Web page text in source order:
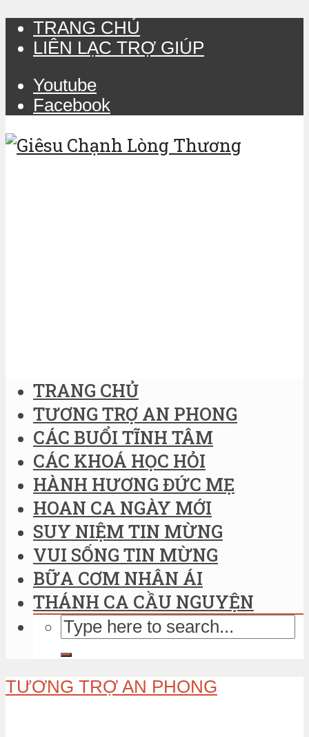
TRANG CHỦ
LIÊN LẠC TRỢ GIÚP
Youtube
Facebook
TRANG CHỦ
TƯƠNG TRỢ AN PHONG
CÁC BUỔI TĨNH TÂM
CÁC KHOÁ HỌC HỎI
HÀNH HƯƠNG ĐỨC MẸ
HOAN CA NGÀY MỚI
SUY NIỆM TIN MỪNG
VUI SỐNG TIN MỪNG
BỮA CƠM NHÂN ÁI
THÁNH CA CẦU NGUYỆN
TƯƠNG TRỢ AN PHONG